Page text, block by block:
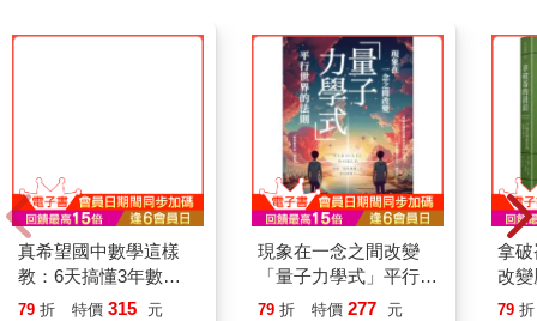
真希望國中數學這樣
教：6天搞懂3年數學
關鍵原理，跟著東大教
79 折 特價 315 元
現象在一念之間改變
「量子力學式」平行世
界的法則
79 折 特價 277 元
拿破
改
79 折